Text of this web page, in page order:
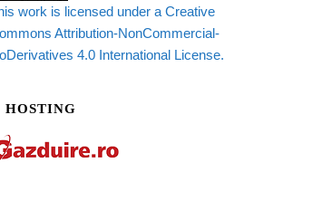
work is licensed under a Creative
Attribution-NonCommercial-
4.0 International License.
HOSTING